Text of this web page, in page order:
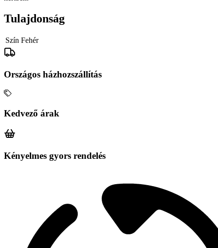
Tulajdonság
Szín Fehér
Országos házhozszállítás
Kedvező árak
Kényelmes gyors rendelés